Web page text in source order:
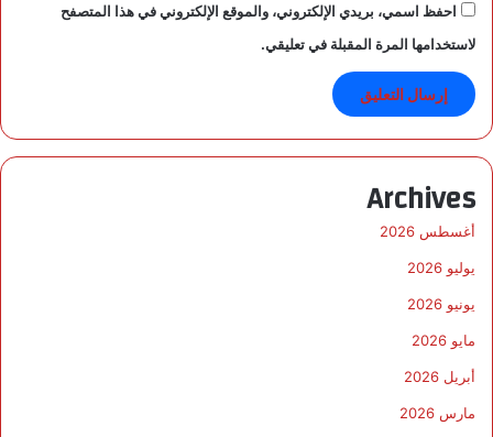
د
احفظ اسمي، بريدي الإلكتروني، والموقع الإلكتروني في هذا المتصفح
لاستخدامها المرة المقبلة في تعليقي.
Archives
أغسطس 2026
يوليو 2026
يونيو 2026
مايو 2026
أبريل 2026
مارس 2026